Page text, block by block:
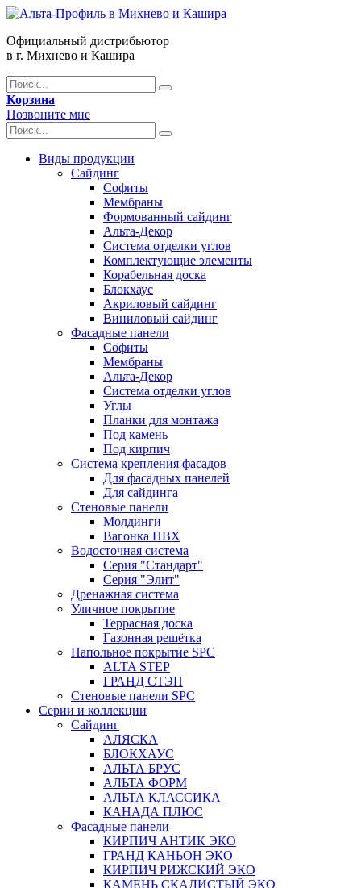
Официальный дистрибьютор
в г. Михнево и Кашира
Корзина
Позвоните мне
Виды продукции
Сайдинг
Софиты
Мембраны
Формованный сайдинг
Альта-Декор
Система отделки углов
Комплектующие элементы
Корабельная доска
Блокхаус
Акриловый сайдинг
Виниловый сайдинг
Фасадные панели
Софиты
Мембраны
Альта-Декор
Система отделки углов
Углы
Планки для монтажа
Под камень
Под кирпич
Система крепления фасадов
Для фасадных панелей
Для сайдинга
Стеновые панели
Молдинги
Вагонка ПВХ
Водосточная система
Серия "Стандарт"
Серия "Элит"
Дренажная система
Уличное покрытие
Террасная доска
Газонная решётка
Напольное покрытие SPC
ALTA STEP
ГРАНД СТЭП
Стеновые панели SPC
Серии и коллекции
Сайдинг
АЛЯСКА
БЛОКХАУС
АЛЬТА БРУС
АЛЬТА ФОРМ
АЛЬТА КЛАССИКА
КАНАДА ПЛЮС
Фасадные панели
КИРПИЧ АНТИК ЭКО
ГРАНД КАНЬОН ЭКО
КИРПИЧ РИЖСКИЙ ЭКО
КАМЕНЬ СКАЛИСТЫЙ ЭКО